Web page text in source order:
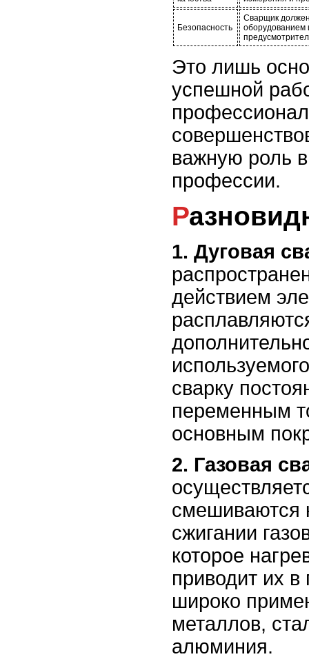
Безопасность
Сварщик
оборудованием
Это лишь
успешной
важную роль
профессии.
1. Дуговая
действием
сварку
переменным
основным
2. Газовая
смешиваются
сжигании
которое
приводит их в
широко
металлов,
алюминия.